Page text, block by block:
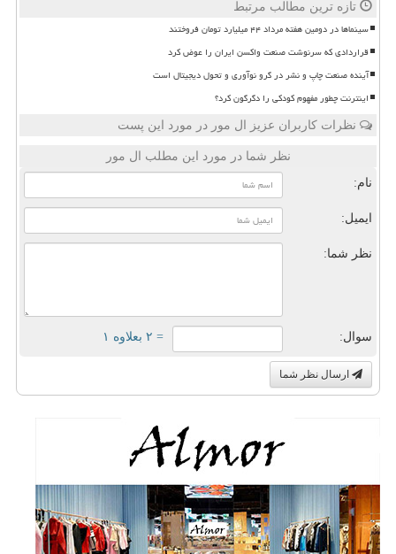
تازه ترین مطالب مرتبط
سینماها در دومین هفته مرداد ۴۴ میلیارد تومان فروختند
قراردادی که سرنوشت صنعت واکسن ایران را عوض کرد
آینده صنعت چاپ و نشر در گرو نوآوری و تحول دیجیتال است
اینترنت چطور مفهوم کودکی را دگرگون کرد؟
نظرات کاربران عزیز ال مور در مورد این پست
نظر شما در مورد این مطلب ال مور
نام:
ایمیل:
نظر شما:
سوال: = ۲ بعلاوه ۱
ارسال نظر شما